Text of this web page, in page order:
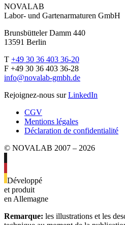
NOVALAB
Labor- und Gartenarmaturen GmbH
Brunsbütteler Damm 440
13591 Berlin
T +49 30 36 403 36-20
F +49 30 36 403 36-28
info@novalab-gmbh.de
Rejoignez-nous surLinkedIn
CGV
Mentions légales
Déclaration de confidentialité
© NOVALAB 2007 – 2026
Développé
et produit
en Allemagne
Remarque: les illustrations et les